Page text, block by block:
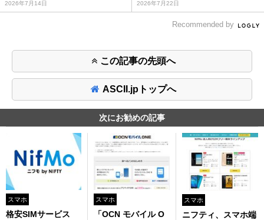
2026年7月14日 2026年7月22日
Recommended by
この記事の先頭へ
ASCII.jpトップへ
次にお勧めの記事
スマホ
格安SIMサービス
スマホ
「OCN モバイル O
スマホ
ニフティ、スマホ端